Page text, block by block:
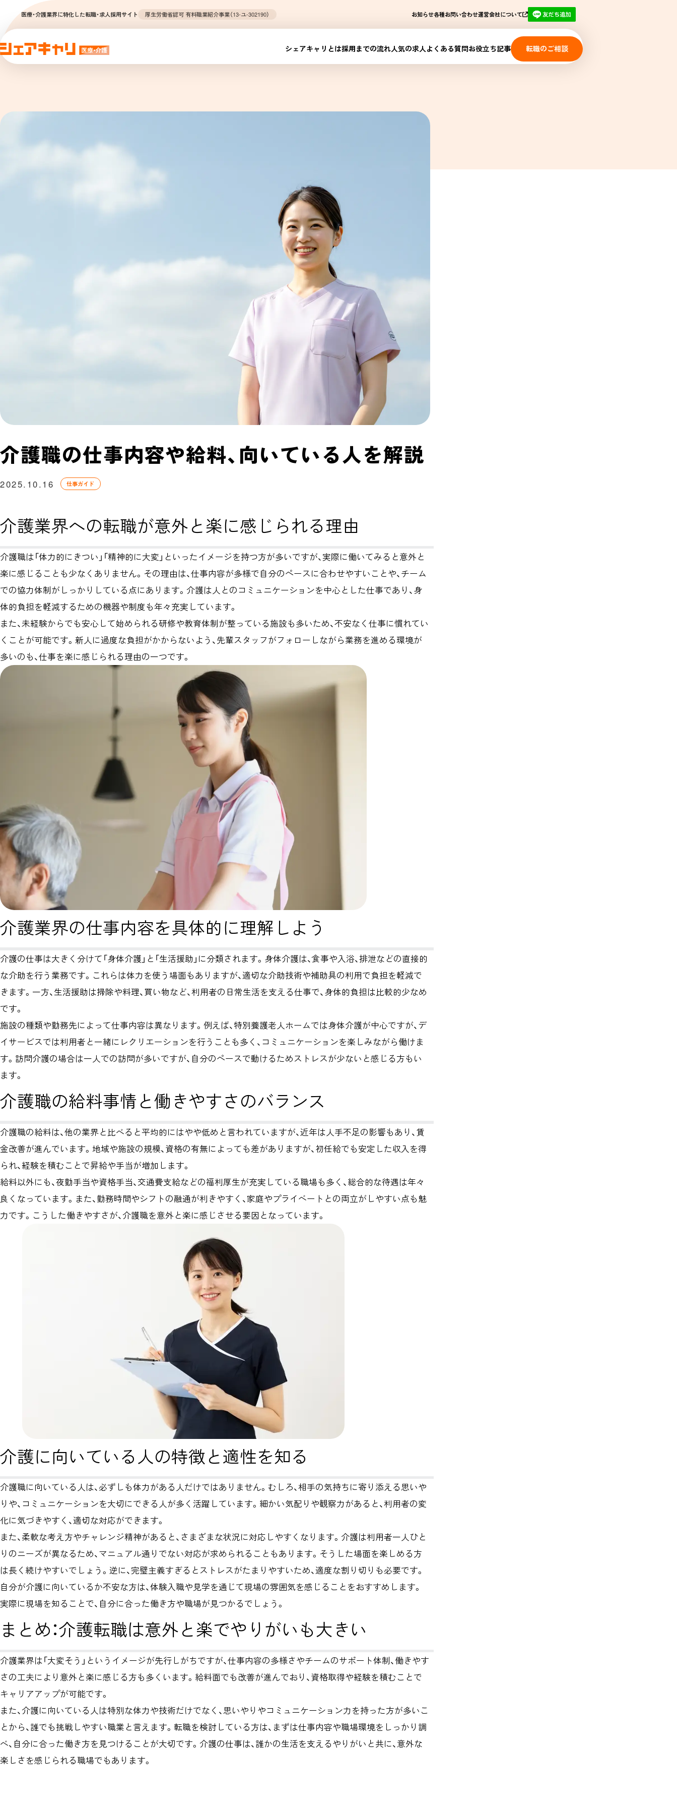
医療・介護業界に特化した転職・求人採用サイト 厚生労働省認可 有料職業紹介事業（13-ユ-302190） お知らせ各種お問い合わせ運営会社について
シェアキャリとは採用までの流れ人気の求人よくある質問お役立ち記事 転職のご相談
介護職の仕事内容や給料、向いている人を解説
2025.10.16 仕事ガイド
介護業界への転職が意外と楽に感じられる理由
介護職は「体力的にきつい」「精神的に大変」といったイメージを持つ方が多いですが、実際に働いてみると意外と
楽に感じることも少なくありません。その理由は、仕事内容が多様で自分のペースに合わせやすいことや、チーム
での協力体制がしっかりしている点にあります。介護は人とのコミュニケーションを中心とした仕事であり、身
体的負担を軽減するための機器や制度も年々充実しています。
また、未経験からでも安心して始められる研修や教育体制が整っている施設も多いため、不安なく仕事に慣れてい
くことが可能です。新人に過度な負担がかからないよう、先輩スタッフがフォローしながら業務を進める環境が
多いのも、仕事を楽に感じられる理由の一つです。
介護業界の仕事内容を具体的に理解しよう
介護の仕事は大きく分けて「身体介護」と「生活援助」に分類されます。身体介護は、食事や入浴、排泄などの直接的
な介助を行う業務です。これらは体力を使う場面もありますが、適切な介助技術や補助具の利用で負担を軽減で
きます。一方、生活援助は掃除や料理、買い物など、利用者の日常生活を支える仕事で、身体的負担は比較的少なめ
です。
施設の種類や勤務先によって仕事内容は異なります。例えば、特別養護老人ホームでは身体介護が中心ですが、デ
イサービスでは利用者と一緒にレクリエーションを行うことも多く、コミュニケーションを楽しみながら働けま
す。訪問介護の場合は一人での訪問が多いですが、自分のペースで動けるためストレスが少ないと感じる方もい
ます。
介護職の給料事情と働きやすさのバランス
介護職の給料は、他の業界と比べると平均的にはやや低めと言われていますが、近年は人手不足の影響もあり、賃
金改善が進んでいます。地域や施設の規模、資格の有無によっても差がありますが、初任給でも安定した収入を得
られ、経験を積むことで昇給や手当が増加します。
給料以外にも、夜勤手当や資格手当、交通費支給などの福利厚生が充実している職場も多く、総合的な待遇は年々
良くなっています。また、勤務時間やシフトの融通が利きやすく、家庭やプライベートとの両立がしやすい点も魅
力です。こうした働きやすさが、介護職を意外と楽に感じさせる要因となっています。
介護に向いている人の特徴と適性を知る
介護職に向いている人は、必ずしも体力がある人だけではありません。むしろ、相手の気持ちに寄り添える思いや
りや、コミュニケーションを大切にできる人が多く活躍しています。細かい気配りや観察力があると、利用者の変
化に気づきやすく、適切な対応ができます。
また、柔軟な考え方やチャレンジ精神があると、さまざまな状況に対応しやすくなります。介護は利用者一人ひと
りのニーズが異なるため、マニュアル通りでない対応が求められることもあります。そうした場面を楽しめる方
は長く続けやすいでしょう。逆に、完璧主義すぎるとストレスがたまりやすいため、適度な割り切りも必要です。
自分が介護に向いているか不安な方は、体験入職や見学を通じて現場の雰囲気を感じることをおすすめします。
実際に現場を知ることで、自分に合った働き方や職場が見つかるでしょう。
まとめ：介護転職は意外と楽でやりがいも大きい
介護業界は「大変そう」というイメージが先行しがちですが、仕事内容の多様さやチームのサポート体制、働きやす
さの工夫により意外と楽に感じる方も多くいます。給料面でも改善が進んでおり、資格取得や経験を積むことで
キャリアアップが可能です。
また、介護に向いている人は特別な体力や技術だけでなく、思いやりやコミュニケーション力を持った方が多いこ
とから、誰でも挑戦しやすい職業と言えます。転職を検討している方は、まずは仕事内容や職場環境をしっかり調
べ、自分に合った働き方を見つけることが大切です。介護の仕事は、誰かの生活を支えるやりがいと共に、意外な
楽しさを感じられる職場でもあります。